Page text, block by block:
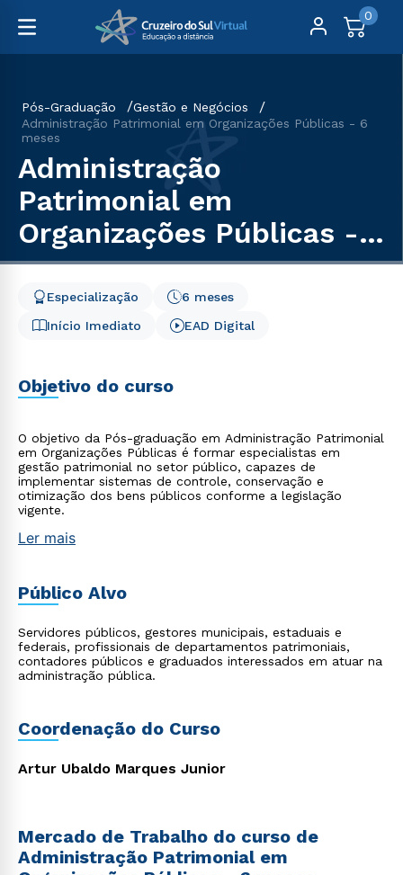
0
Pós-Graduação
Gestão e Negócios
Administração Patrimonial em Organizações Públicas - 6
meses
Administração
Patrimonial em
Organizações Públicas -
6 meses
Início Imediato
6 meses
Especialização
EAD Digital
Objetivo do curso
O objetivo da Pós-graduação em Administração Patrimonial
em Organizações Públicas é formar especialistas em
gestão patrimonial no setor público, capazes de
implementar sistemas de controle, conservação e
otimização dos bens públicos conforme a legislação
vigente.
Ler mais
Público Alvo
Servidores públicos, gestores municipais, estaduais e
federais, profissionais de departamentos patrimoniais,
contadores públicos e graduados interessados em atuar na
administração pública.
Coordenação do Curso
Artur Ubaldo Marques Junior
Mercado de Trabalho do curso de
Administração Patrimonial em